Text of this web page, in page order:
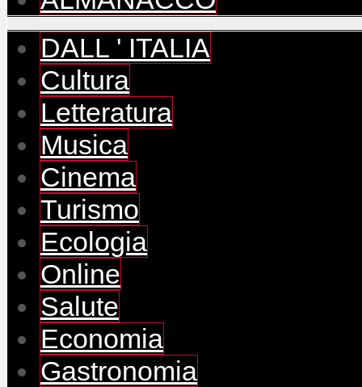
DALL ' ITALIA
Cultura
Letteratura
Musica
Cinema
Turismo
Ecologia
Online
Salute
Economia
Gastronomia